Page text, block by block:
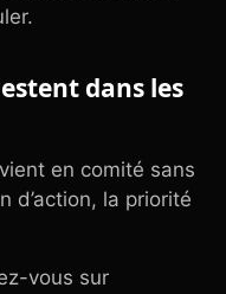
dans les
en comité sans
d’action, la priorité
vous sur